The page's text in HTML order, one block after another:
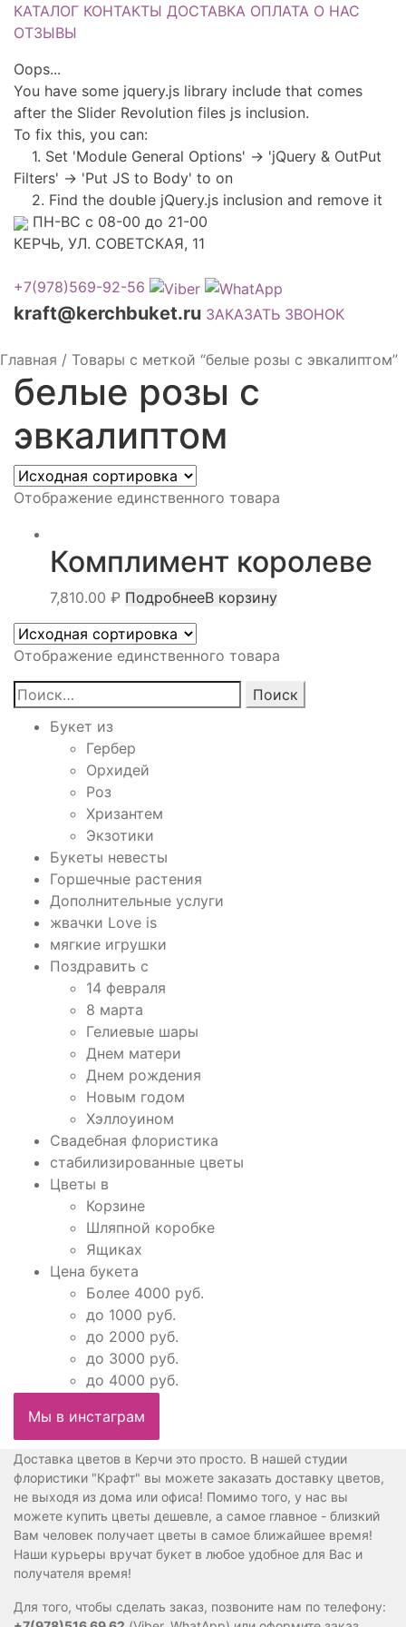
КАТАЛОГ КОНТАКТЫ ДОСТАВКА ОПЛАТА О НАС
ОТЗЫВЫ
Oops...
You have some jquery.js library include that comes
after the Slider Revolution files js inclusion.
To fix this, you can:
1. Set 'Module General Options' -> 'jQuery & OutPut
Filters' -> 'Put JS to Body' to on
2. Find the double jQuery.js inclusion and remove it
ПН-ВС с 08-00 до 21-00
КЕРЧЬ, УЛ. СОВЕТСКАЯ, 11
+7(978)569-92-56
kraft@kerchbuket.ru ЗАКАЗАТЬ ЗВОНОК
Главная / Товары с меткой “белые розы с эвкалиптом”
белые розы с
эвкалиптом
Отображение единственного товара
Комплимент королеве
7,810.00 ₽ ПодробнееВ корзину
Отображение единственного товара
Найти:
Букет из
Гербер
Орхидей
Роз
Хризантем
Экзотики
Букеты невесты
Горшечные растения
Дополнительные услуги
жвачки Love is
мягкие игрушки
Поздравить с
14 февраля
8 марта
Гелиевые шары
Днем матери
Днем рождения
Новым годом
Хэллоуином
Свадебная флористика
стабилизированные цветы
Цветы в
Корзине
Шляпной коробке
Ящиках
Цена букета
Более 4000 руб.
до 1000 руб.
до 2000 руб.
до 3000 руб.
до 4000 руб.
Мы в инстаграм
Доставка цветов в Керчи это просто. В нашей студии
флористики "Крафт" вы можете заказать доставку цветов,
не выходя из дома или офиса! Помимо того, у нас вы
можете купить цветы дешевле, а самое главное - близкий
Вам человек получает цветы в самое ближайшее время!
Наши курьеры вручат букет в любое удобное для Вас и
получателя время!
Для того, чтобы сделать заказ, позвоните нам по телефону: